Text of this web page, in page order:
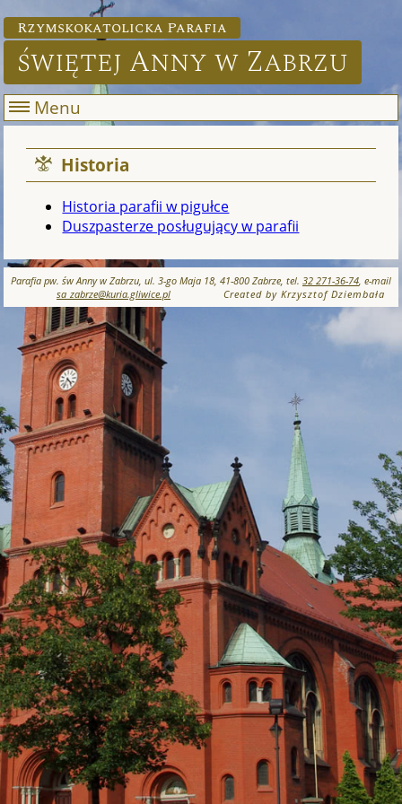
Rzymskokatolicka Parafia
świętej Anny w Zabrzu
Menu
Historia
Historia parafii w pigułce
Duszpasterze posługujący w parafii
Parafia pw. św Anny w Zabrzu, ul. 3-go Maja 18, 41-800 Zabrze, tel. 32 271-36-74, e-mail
sa_zabrze@kuria.gliwice.pl
Created by Krzysztof Dziembała